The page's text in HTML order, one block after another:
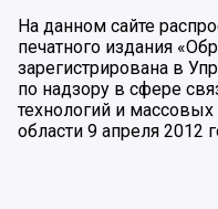
На данном сайте
печатного издания
зарегистрирована в
по надзору в сфере
технологий и
области 9 апреля